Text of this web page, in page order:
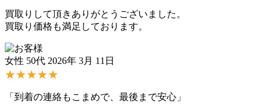
買取りして頂きありがとうございました。
買取り価格も満足しております。
女性 50代 2026年 3月 11日
★★★★★
「到着の連絡もこまめで、最後まで安心」